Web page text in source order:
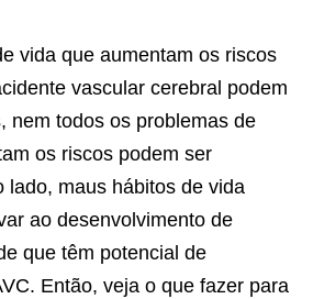
vida que aumentam os riscos
vascular cerebral podem
nem todos os problemas de
os riscos podem ser
lado, maus hábitos de vida
ao desenvolvimento de
que têm potencial de
Então, veja o que fazer para